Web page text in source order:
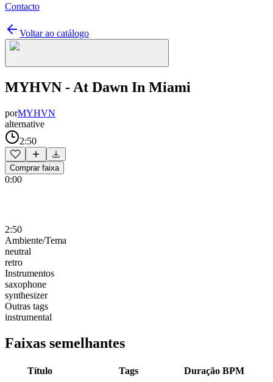
Contacto
Voltar ao catálogo
MYHVN - At Dawn In Miami
porMYHVN
alternative
2:50
Comprar faixa
0:00
2:50
Ambiente/Tema
neutral
retro
Instrumentos
saxophone
synthesizer
Outras tags
instrumental
Faixas semelhantes
Título Tags Duração BPM